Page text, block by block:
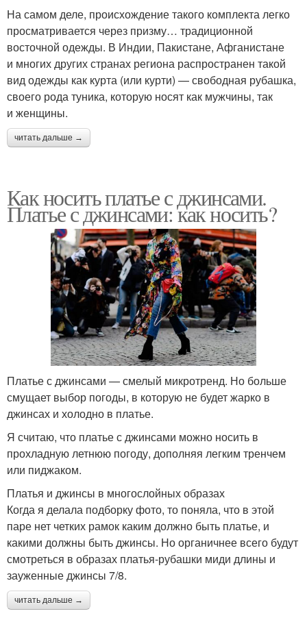
На самом деле, происхождение такого комплекта легко
просматривается через призму… традиционной
восточной одежды. В Индии, Пакистане, Афганистане
и многих других странах региона распространен такой
вид одежды как курта (или курти) — свободная рубашка,
своего рода туника, которую носят как мужчины, так
и женщины.
читать дальше →
Как носить платье с джинсами.
Платье с джинсами: как носить?
Платье с джинсами — смелый микротренд. Но больше
смущает выбор погоды, в которую не будет жарко в
джинсах и холодно в платье.
Я считаю, что платье с джинсами можно носить в
прохладную летнюю погоду, дополняя легким тренчем
или пиджаком.
Платья и джинсы в многослойных образах
Когда я делала подборку фото, то поняла, что в этой
паре нет четких рамок каким должно быть платье, и
какими должны быть джинсы. Но органичнее всего будут
смотреться в образах платья-рубашки миди длины и
зауженные джинсы 7/8.
читать дальше →